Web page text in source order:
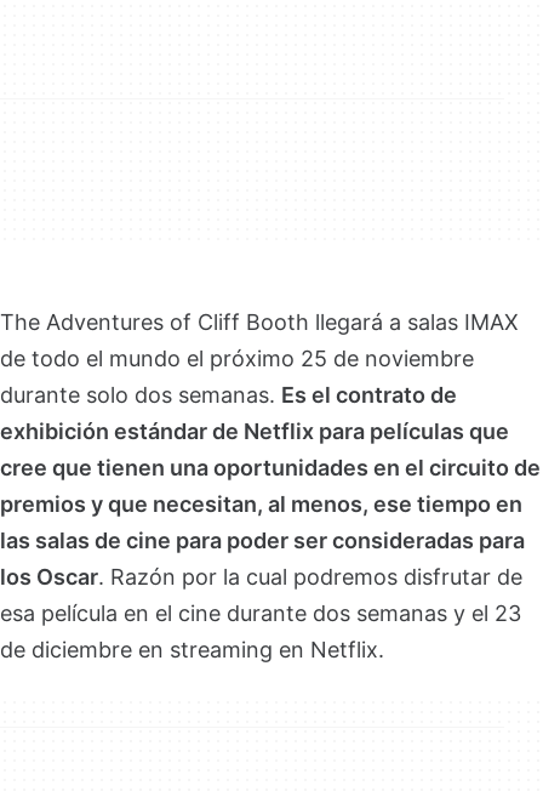
The Adventures of Cliff Booth llegará a salas IMAX
de todo el mundo el próximo 25 de noviembre
durante solo dos semanas. Es el contrato de
exhibición estándar de Netflix para películas que
cree que tienen una oportunidades en el circuito de
premios y que necesitan, al menos, ese tiempo en
las salas de cine para poder ser consideradas para
los Oscar. Razón por la cual podremos disfrutar de
esa película en el cine durante dos semanas y el 23
de diciembre en streaming en Netflix.